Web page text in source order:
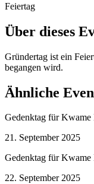
Feiertag
Über dieses
Gründertag ist ein
begangen wird.
Ähnliche
Gedenktag für Kwame
21. September 2025
Gedenktag für Kwame
22. September 2025